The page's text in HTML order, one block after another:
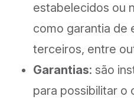
estabelecidos ou
como garantia de
terceiros, entre
Garantias: são
para possibilitar o